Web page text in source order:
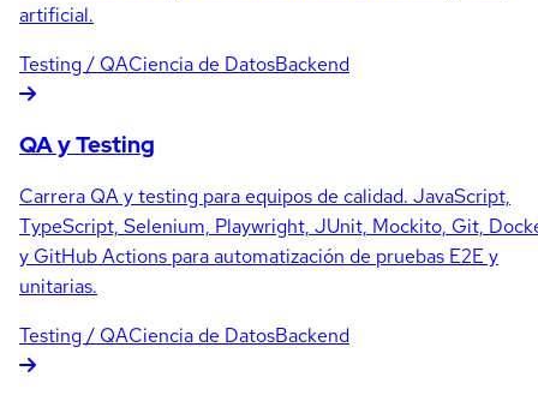
artificial.
Testing / QACiencia de DatosBackend
QA y Testing
Carrera QA y testing para equipos de calidad. JavaScript,
TypeScript, Selenium, Playwright, JUnit, Mockito, Git,
y GitHub Actions para automatización de pruebas E2E y
unitarias.
Testing / QACiencia de DatosBackend